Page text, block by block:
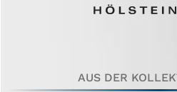
AUS DER